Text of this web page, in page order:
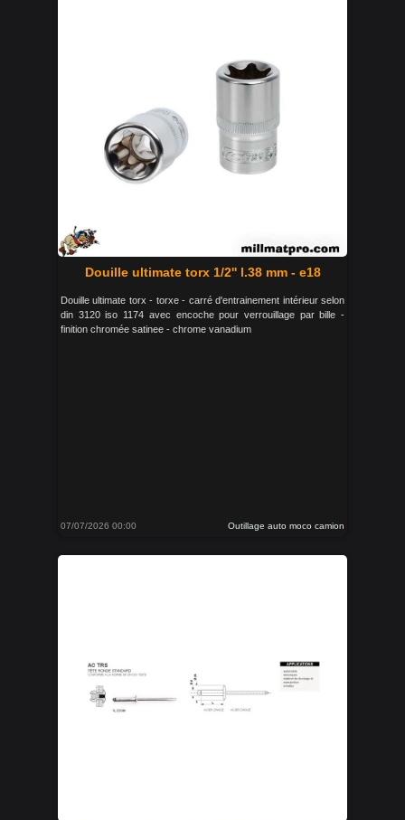
Douille ultimate torx 1/2'' l.38 mm - e18
Douille ultimate torx - torxe - carré d'entrainement intérieur selon
din 3120 iso 1174 avec encoche pour verrouillage par bille -
finition chromée satinee - chrome vanadium
07/07/2026 00:00 Outillage auto moco camion